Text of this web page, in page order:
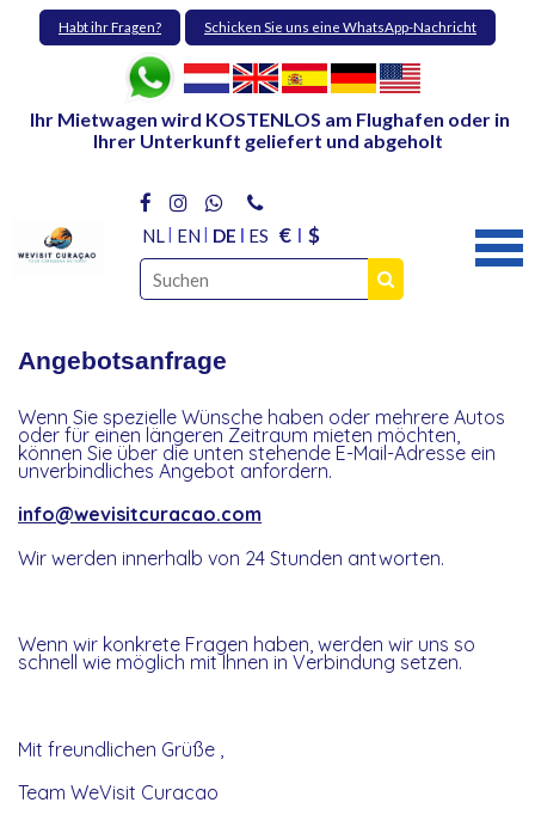
Habt ihr Fragen? Schicken Sie uns eine WhatsApp-Nachricht
Ihr Mietwagen wird KOSTENLOS am Flughafen oder in
Ihrer Unterkunft geliefert und abgeholt
NL EN DE ES € $
Angebotsanfrage
Wenn Sie spezielle Wünsche haben oder mehrere Autos
oder für einen längeren Zeitraum mieten möchten,
können Sie über die unten stehende E-Mail-Adresse ein
unverbindliches Angebot anfordern.
info@wevisitcuracao.com
Wir werden innerhalb von 24 Stunden antworten.
Wenn wir konkrete Fragen haben, werden wir uns so
schnell wie möglich mit Ihnen in Verbindung setzen.
Mit freundlichen Grüße ,
Team WeVisit Curacao